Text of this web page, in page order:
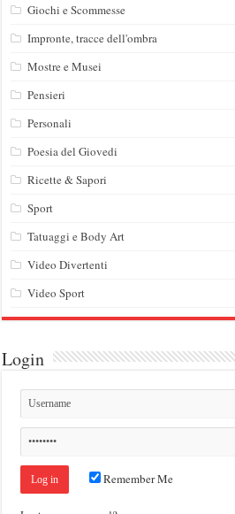
Giochi e Scommesse
Impronte, tracce dell'ombra
Mostre e Musei
Pensieri
Personali
Poesia del Giovedi
Ricette & Sapori
Sport
Tatuaggi e Body Art
Video Divertenti
Video Sport
Login
Remember Me